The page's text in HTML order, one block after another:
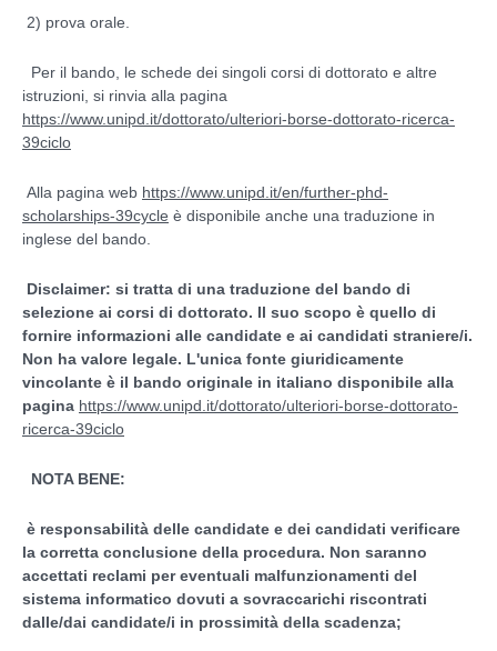
2) prova orale.
Per il bando, le schede dei singoli corsi di dottorato e altre
istruzioni, si rinvia alla pagina
https://www.unipd.it/dottorato/ulteriori-borse-dottorato-ricerca-
39ciclo
Alla pagina web https://www.unipd.it/en/further-phd-
scholarships-39cycle è disponibile anche una traduzione in
inglese del bando.
Disclaimer: si tratta di una traduzione del bando di
selezione ai corsi di dottorato. Il suo scopo è quello di
fornire informazioni alle candidate e ai candidati straniere/i.
Non ha valore legale. L'unica fonte giuridicamente
vincolante è il bando originale in italiano disponibile alla
pagina https://www.unipd.it/dottorato/ulteriori-borse-dottorato-
ricerca-39ciclo
NOTA BENE:
è responsabilità delle candidate e dei candidati verificare
la corretta conclusione della procedura. Non saranno
accettati reclami per eventuali malfunzionamenti del
sistema informatico dovuti a sovraccarichi riscontrati
dalle/dai candidate/i in prossimità della scadenza;